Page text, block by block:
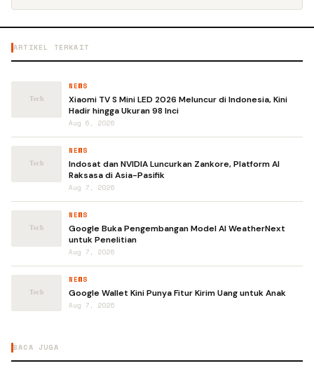
ARTIKEL TERKAIT
NEWS
Xiaomi TV S Mini LED 2026 Meluncur di Indonesia, Kini
Hadir hingga Ukuran 98 Inci
Aug 6, 2026
NEWS
Indosat dan NVIDIA Luncurkan Zankore, Platform AI
Raksasa di Asia-Pasifik
Aug 7, 2026
NEWS
Google Buka Pengembangan Model AI WeatherNext
untuk Penelitian
Aug 7, 2026
NEWS
Google Wallet Kini Punya Fitur Kirim Uang untuk Anak
Aug 7, 2026
BACA JUGA